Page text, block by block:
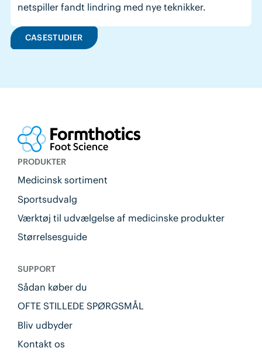
netspiller fandt lindring med nye teknikker.
CASESTUDIER
PRODUKTER
Medicinsk sortiment
Sportsudvalg
Værktøj til udvælgelse af medicinske produkter
Størrelsesguide
SUPPORT
Sådan køber du
OFTE STILLEDE SPØRGSMÅL
Bliv udbyder
Kontakt os